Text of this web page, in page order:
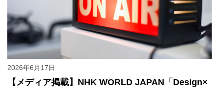
2026年6月17日
【メディア掲載】NHK WORLD JAPAN「Design×